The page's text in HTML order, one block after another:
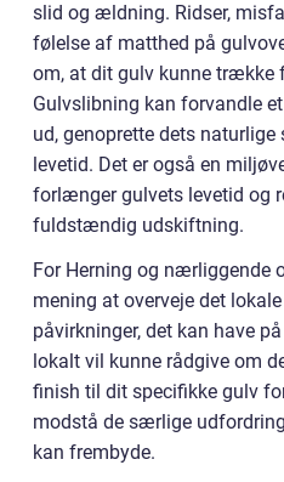
slid og ældning. Ridser,
følelse af matthed på
om, at dit gulv kunne trække
Gulvslibning kan forvandle
ud, genoprette dets naturlige
levetid. Det er også en
forlænger gulvets levetid og
fuldstændig udskiftning.
For Herning og nærliggende
mening at overveje det
påvirkninger, det kan have
lokalt vil kunne rådgive om
finish til dit specifikke gulv
modstå de særlige
kan frembyde.